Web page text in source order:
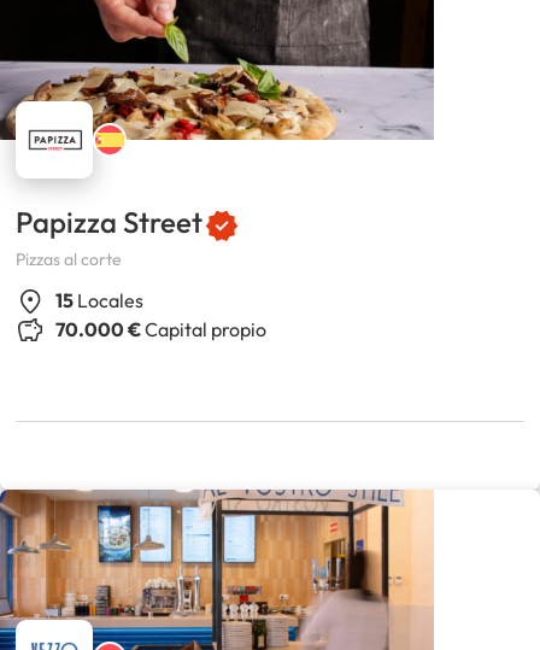
Papizza Street
Pizzas al corte
15 Locales
70.000 €Capital propio